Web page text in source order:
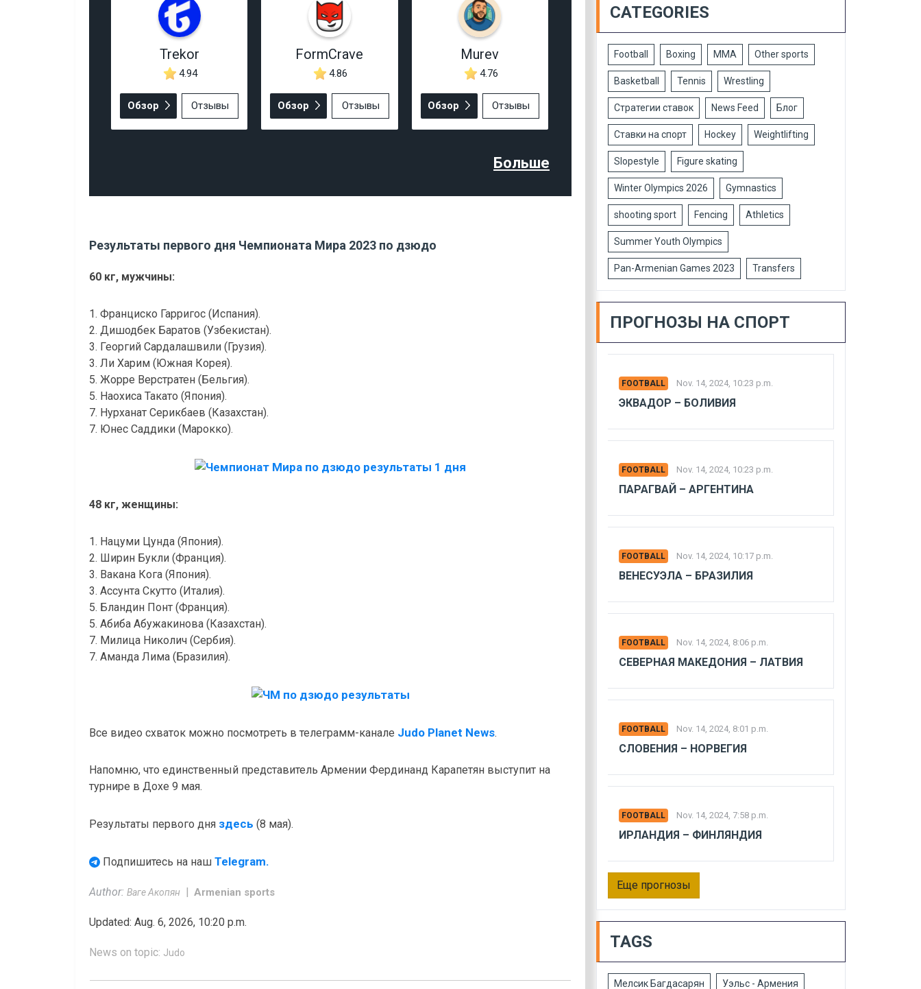
Trekor
4.94
Обзор Отзывы
FormCrave
4.86
Обзор Отзывы
Murev
4.76
Обзор Отзывы
Больше
Результаты первого дня Чемпионата Мира 2023 по дзюдо
60 кг, мужчины:
1. Франциско Гарригос (Испания).
2. Дишодбек Баратов (Узбекистан).
3. Георгий Сардалашвили (Грузия).
3. Ли Харим (Южная Корея).
5. Жорре Верстратен (Бельгия).
5. Наохиса Такато (Япония).
7. Нурханат Серикбаев (Казахстан).
7. Юнес Саддики (Марокко).
48 кг, женщины:
1. Нацуми Цунда (Япония).
2. Ширин Букли (Франция).
3. Вакана Кога (Япония).
3. Ассунта Скутто (Италия).
5. Бландин Понт (Франция).
5. Абиба Абужакинова (Казахстан).
7. Милица Николич (Сербия).
7. Аманда Лима (Бразилия).
Все видео схваток можно посмотреть в телеграмм-канале Judo Planet News.
Напомню, что единственный представитель Армении Фердинанд Карапетян выступит на
турнире в Дохе 9 мая.
Результаты первого дня здесь (8 мая).
Подпишитесь на наш Telegram.
Author: Ваге Акопян Armenian sports
Updated: Aug. 6, 2026, 10:20 p.m.
News on topic: Judo
CATEGORIES
Football Boxing MMA Other sports
Basketball Tennis Wrestling
Стратегии ставок News Feed Блог
Ставки на спорт Hockey Weightlifting
Slopestyle Figure skating
Winter Olympics 2026 Gymnastics
shooting sport Fencing Athletics
Summer Youth Olympics
Pan-Armenian Games 2023 Transfers
ПРОГНОЗЫ НА СПОРТ
FOOTBALL Nov. 14, 2024, 10:23 p.m.
ЭКВАДОР – БОЛИВИЯ
FOOTBALL Nov. 14, 2024, 10:23 p.m.
ПАРАГВАЙ – АРГЕНТИНА
FOOTBALL Nov. 14, 2024, 10:17 p.m.
ВЕНЕСУЭЛА – БРАЗИЛИЯ
FOOTBALL Nov. 14, 2024, 8:06 p.m.
СЕВЕРНАЯ МАКЕДОНИЯ – ЛАТВИЯ
FOOTBALL Nov. 14, 2024, 8:01 p.m.
СЛОВЕНИЯ – НОРВЕГИЯ
FOOTBALL Nov. 14, 2024, 7:58 p.m.
ИРЛАНДИЯ – ФИНЛЯНДИЯ
Еще прогнозы
TAGS
Мелсик Багдасарян Уэльс - Армения